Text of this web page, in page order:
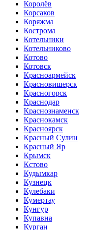
Королёв
Корсаков
Коряжма
Кострома
Котельники
Котельниково
Котово
Котовск
Красноармейск
Красновишерск
Красногорск
Краснодар
Краснознаменск
Краснокамск
Красноярск
Красный Сулин
Красный Яр
Крымск
Кстово
Кудымкар
Кузнецк
Кулебаки
Кумертау
Кунгур
Купавна
Курган